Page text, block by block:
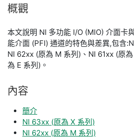
概觀
本文說明 NI 多功能 I/O (MIO) 介面卡
能介面 (PFI) 通道的特色與差異,包含
NI 62xx (原為 M 系列)、NI 61xx (原
為 E 系列)。
內容
簡介
NI 63xx (原為 X 系列)
NI 62xx (原為 M 系列)